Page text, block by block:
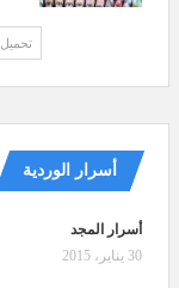
أسرار الوردية
أسرار المجد
30 يناير، 2015